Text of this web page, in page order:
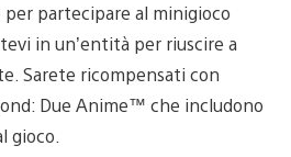
per partecipare al minigioco
in un’entità per riuscire a
Sarete ricompensati con
Due Anime™ che includono
gioco.